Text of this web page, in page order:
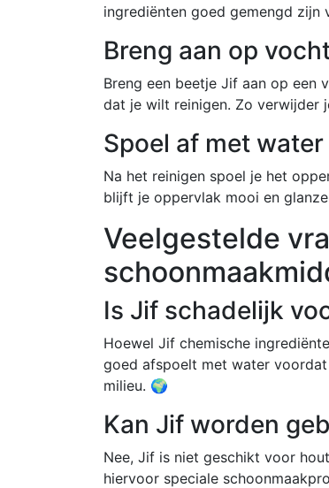
ingrediënten goed gemengd
Breng aan op
Breng een beetje Jif aan op
dat je wilt reinigen. Zo verwijder
Spoel af met water
Na het reinigen spoel je het
blijft je oppervlak mooi en
Veelgestelde
Is Jif schadelijk
Hoewel Jif chemische
goed afspoelt met water
milieu. 🌍
Kan Jif worden
Nee, Jif is niet geschikt voor
hiervoor speciale